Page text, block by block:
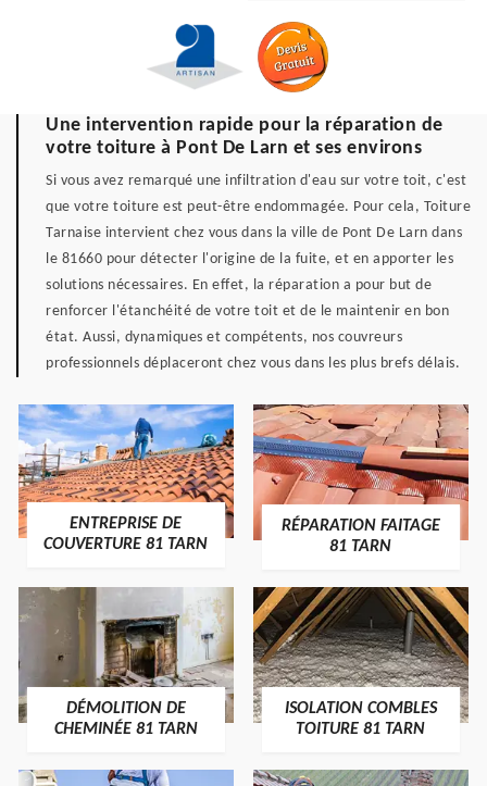
Une intervention rapide pour la réparation de
votre toiture à Pont De Larn et ses environs
Si vous avez remarqué une infiltration d'eau sur votre toit, c'est
que votre toiture est peut-être endommagée. Pour cela, Toiture
Tarnaise intervient chez vous dans la ville de Pont De Larn dans
le 81660 pour détecter l'origine de la fuite, et en apporter les
solutions nécessaires. En effet, la réparation a pour but de
renforcer l'étanchéité de votre toit et de le maintenir en bon
état. Aussi, dynamiques et compétents, nos couvreurs
professionnels déplaceront chez vous dans les plus brefs délais.
ENTREPRISE DE
COUVERTURE 81 TARN
RÉPARATION FAITAGE
81 TARN
DÉMOLITION DE
CHEMINÉE 81 TARN
ISOLATION COMBLES
TOITURE 81 TARN